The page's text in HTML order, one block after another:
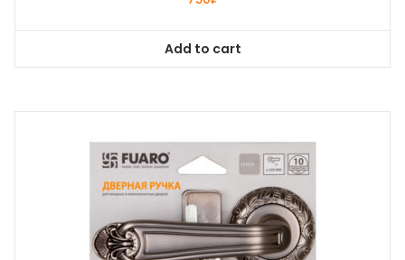
Add to cart